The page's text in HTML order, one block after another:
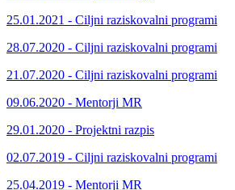
25.01.2021 - Ciljni raziskovalni programi
28.07.2020 - Ciljni raziskovalni programi
21.07.2020 - Ciljni raziskovalni programi
09.06.2020 - Mentorji MR
29.01.2020 - Projektni razpis
02.07.2019 - Ciljni raziskovalni programi
25.04.2019 - Mentorji MR